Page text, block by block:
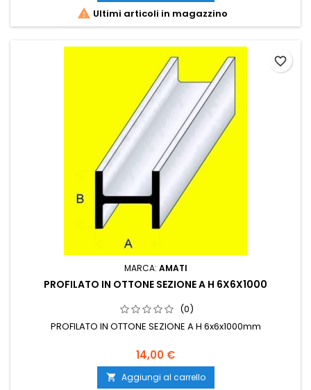
 Ultimi articoli in magazzino
MARCA: AMATI
PROFILATO IN OTTONE SEZIONE A H 6X6X1000
(0)
PROFILATO IN OTTONE SEZIONE A H 6x6x1000mm
14,00 €
 Aggiungi al carrello
favorite_border